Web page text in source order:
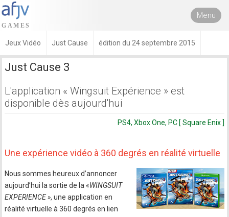
Menu
Jeux Vidéo Just Cause édition du 24 septembre 2015
Just Cause 3
L'application « Wingsuit Expérience » est
disponible dès aujourd'hui
PS4, Xbox One, PC [ Square Enix ]
Une expérience vidéo à 360 degrés en réalité virtuelle
Nous sommes heureux d’annoncer
aujourd’hui la sortie de la «WINGSUIT
EXPERIENCE », une application en
réalité virtuelle à 360 degrés en lien